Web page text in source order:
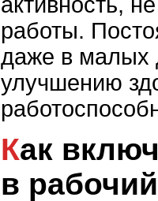
работы.
даже в малых
улучшению
Как включить прогулки
в